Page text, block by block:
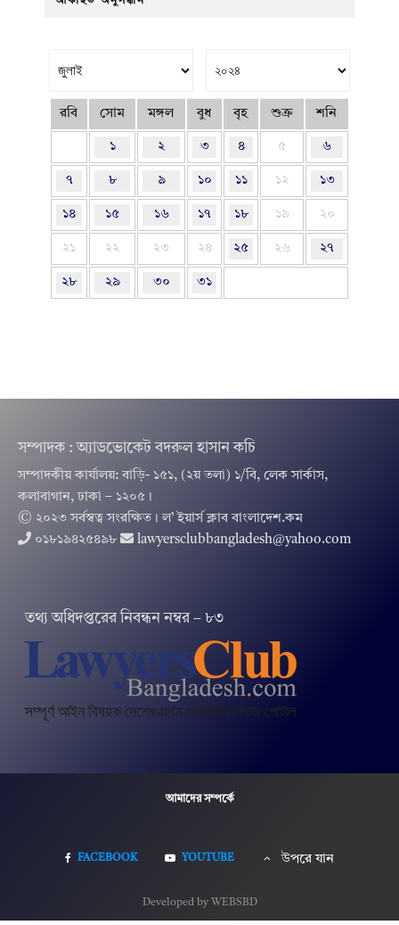
রবি সোম মঙ্গল বুধ বৃহ শুক্র শনি
১ ২ ৩ ৪ ৫ ৬
৭ ৮ ৯ ১০ ১১ ১২ ১৩
১৪ ১৫ ১৬ ১৭ ১৮ ১৯ ২০
২১ ২২ ২৩ ২৪ ২৫ ২৬ ২৭
২৮ ২৯ ৩০ ৩১
সম্পাদক : অ্যাডভোকেট বদরুল হাসান কচি
সম্পাদকীয় কার্যালয়: বাড়ি- ১৫১, (২য় তলা) ১/বি, লেক সার্কাস,
কলাবাগান, ঢাকা – ১২০৫।
© ২০২৩ সর্বস্বত্ব সংরক্ষিত । ল’ ইয়ার্স ক্লাব বাংলাদেশ.কম
০১৮১৯৪২৫৪৯৮
lawyersclubbangladesh@yahoo.com
তথ‌্য অ‌ধিদপ্ত‌রের নিবন্ধন নম্বর – ৮৩
আমাদের সম্পর্কে
FACEBOOK YOUTUBE উপরে যান
Developed by WEBSBD